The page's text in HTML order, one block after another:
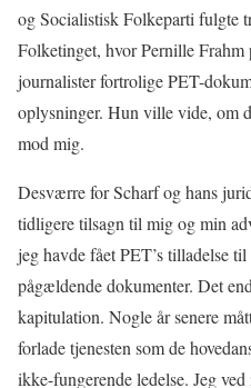
og Socialistisk Folkeparti fulgte
Folketinget, hvor Pernille Frahm
journalister fortrolige PET-
oplysninger. Hun ville vide, om
mod mig.
Desværre for Scharf og hans
tidligere tilsagn til mig og min
jeg havde fået PET’s tilladelse
pågældende dokumenter. Det
kapitulation. Nogle år senere
forlade tjenesten som de
ikke-fungerende ledelse. Jeg